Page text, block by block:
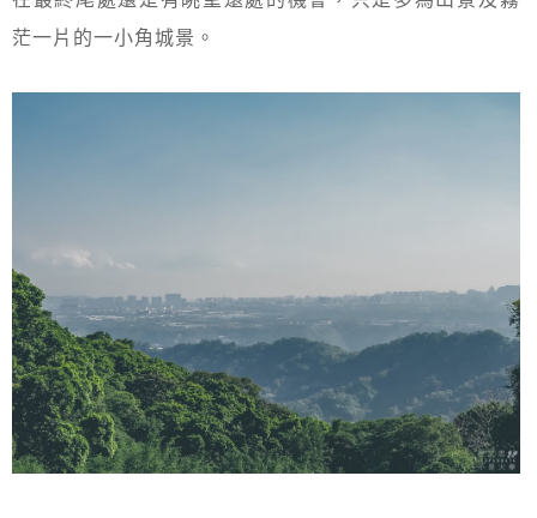
茫一片的一小角城景。